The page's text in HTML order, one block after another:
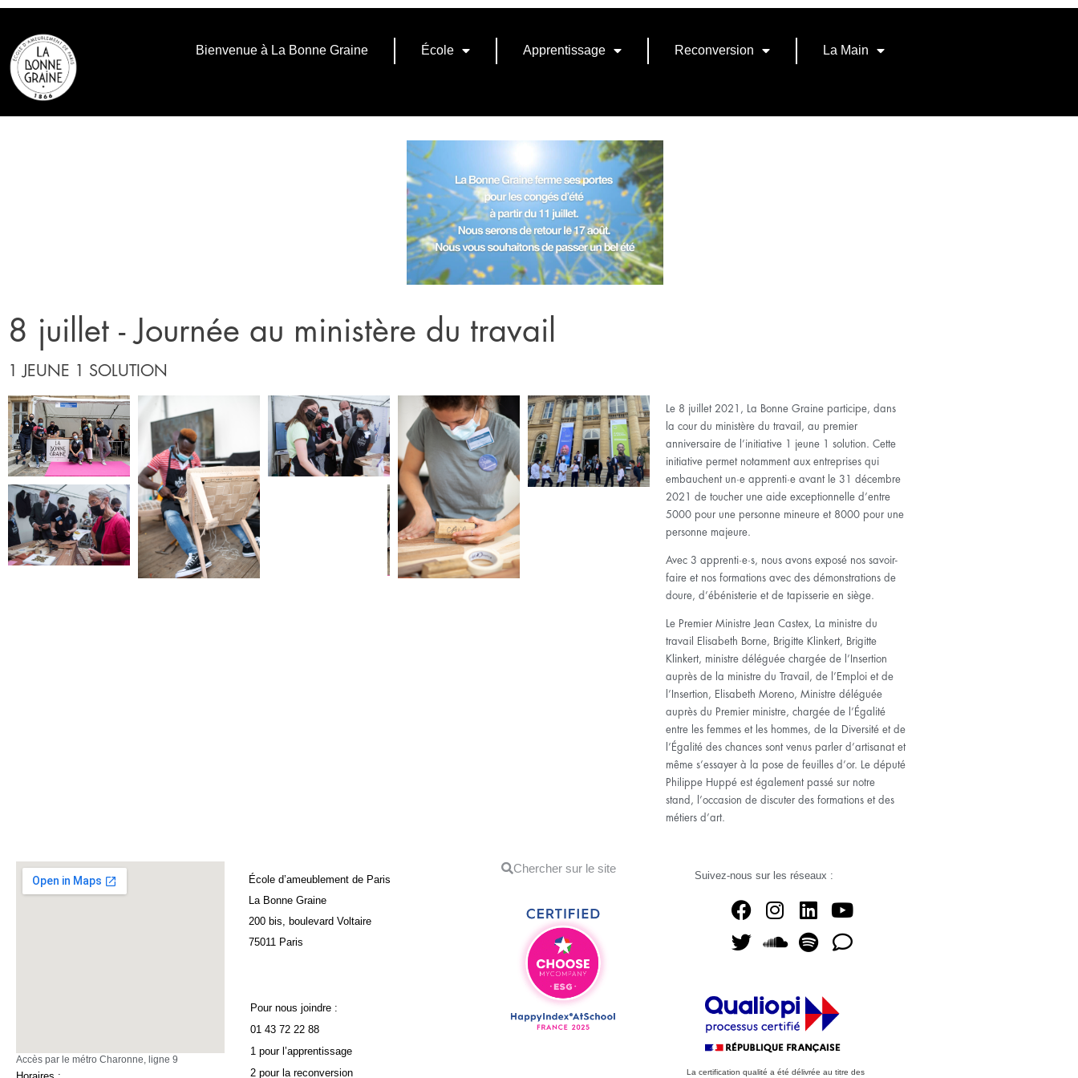
Bienvenue à La Bonne Graine École Apprentissage Reconversion La Main
8 juillet - Journée au ministère du travail
1 JEUNE 1 SOLUTION
Le 8 juillet 2021, La Bonne Graine participe, dans
la cour du ministère du travail, au premier
anniversaire de l’initiative 1 jeune 1 solution. Cette
initiative permet notamment aux entreprises qui
embauchent un·e apprenti·e avant le 31 décembre
2021 de toucher une aide exceptionnelle d’entre
5000 pour une personne mineure et 8000 pour une
personne majeure.
Avec 3 apprenti·e·s, nous avons exposé nos savoir-
faire et nos formations avec des démonstrations de
doure, d’ébénisterie et de tapisserie en siège.
Le Premier Ministre Jean Castex, La ministre du
travail Elisabeth Borne, Brigitte Klinkert, Brigitte
Klinkert, ministre déléguée chargée de l’Insertion
auprès de la ministre du Travail, de l’Emploi et de
l’Insertion, Elisabeth Moreno, Ministre déléguée
auprès du Premier ministre, chargée de l’Égalité
entre les femmes et les hommes, de la Diversité et de
l’Égalité des chances sont venus parler d’artisanat et
même s’essayer à la pose de feuilles d’or. Le député
Philippe Huppé est également passé sur notre
stand, l’occasion de discuter des formations et des
métiers d’art.
Accès par le métro Charonne, ligne 9
École d’ameublement de Paris
La Bonne Graine
200 bis, boulevard Voltaire
75011 Paris
Pour nous joindre :
01 43 72 22 88
1 pour l’apprentissage
2 pour la reconversion
Suivez-nous sur les réseaux :
La certification qualité a été délivrée au titre des